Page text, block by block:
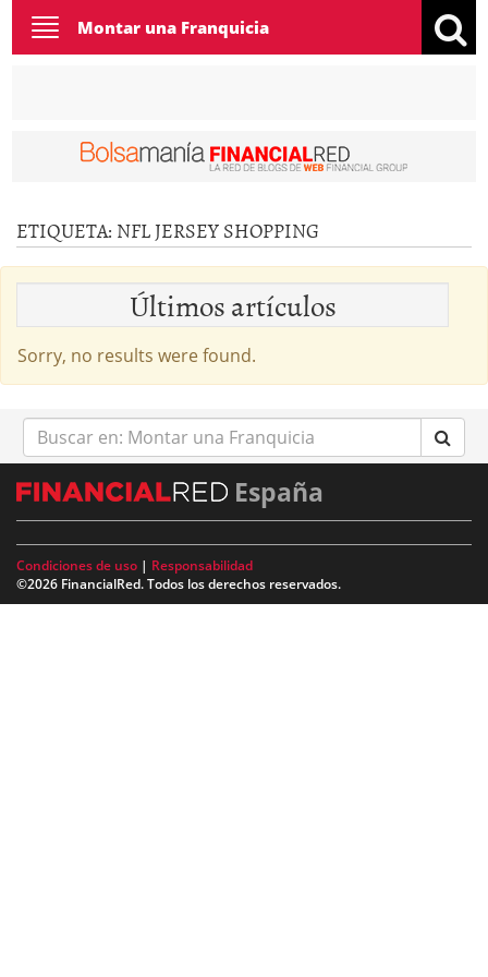
Toggle
navigation
Montar una Franquicia
ETIQUETA: NFL JERSEY SHOPPING
Últimos artículos
Sorry, no results were found.
Buscar
en:
España
Condiciones de uso | Responsabilidad
©2026 FinancialRed. Todos los derechos reservados.